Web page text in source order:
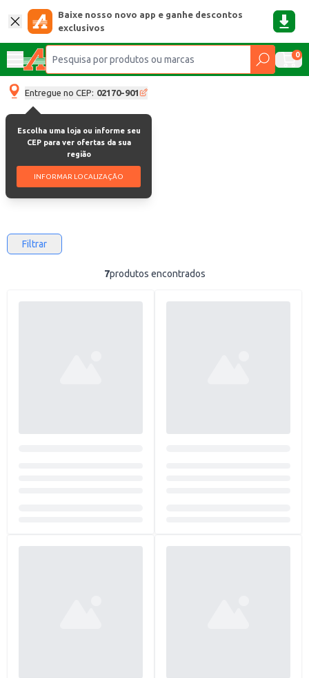
Baixe nosso novo app e ganhe descontos
exclusivos
0
Entregue no CEP: 02170-901
Escolha uma loja ou informe seu
CEP para ver ofertas da sua
região
INFORMAR LOCALIZAÇÃO
Bragança
Bragança
Filtrar
7produtos encontrados